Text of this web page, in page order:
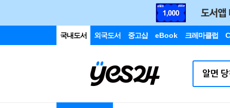
국내도서 외국도서 중고샵 eBook 크레마클럽